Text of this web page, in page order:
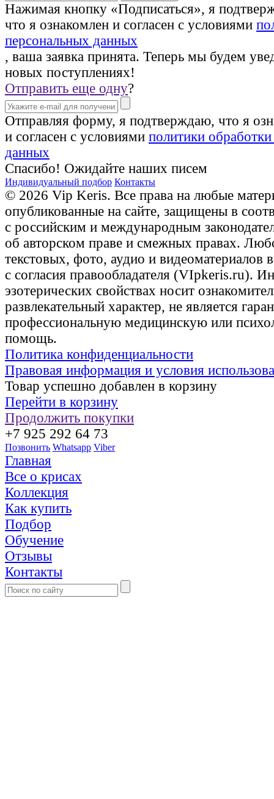
Нажимая кнопку «Подписаться», я
что я ознакомлен и согласен с условиями
персональных данных
, ваша заявка принята. Теперь мы будем
новых поступлениях!
Отправить еще одну?
Отправляя форму, я подтверждаю, что я
и согласен с условиями политики
данных
Спасибо! Ожидайте наших писем
Индивидуальный подбор Контакты
© 2026 Vip Keris. Все права на любые
опубликованные на сайте, защищены в
с российским и международным
об авторском праве и смежных правах.
текстовых, фото, аудио и видеоматериалов
с согласия правообладателя (VIpkeris.ru).
эзотерических свойствах носит
развлекательный характер, не является
профессиональную медицинскую или
помощь.
Политика конфиденциальности
Правовая информация и условия
Товар успешно добавлен в корзину
Перейти в корзину
Продолжить покупки
+7 925 292 64 73
Позвонить Whatsapp Viber
Главная
Все о крисах
Коллекция
Как купить
Подбор
Обучение
Отзывы
Контакты